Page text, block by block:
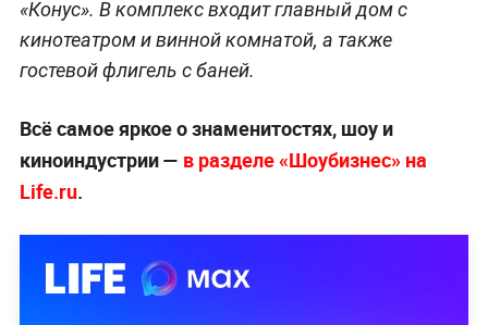
«Конус». В комплекс входит главный дом с
кинотеатром и винной комнатой, а также
гостевой флигель с баней.
Всё самое яркое о знаменитостях, шоу и
киноиндустрии — в разделе «Шоубизнес» на
Life.ru.